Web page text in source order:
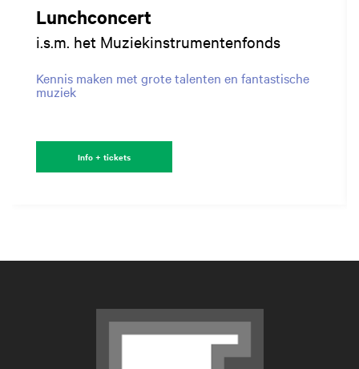
Lunchconcert
i.s.m. het Muziekinstrumentenfonds
Kennis maken met grote talenten en fantastische
muziek
Info + tickets